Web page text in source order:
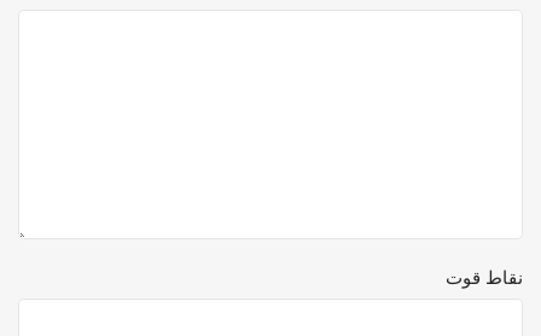
نقاط قوت